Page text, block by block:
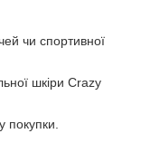
чи спортивної
шкіри Crazy
покупки.